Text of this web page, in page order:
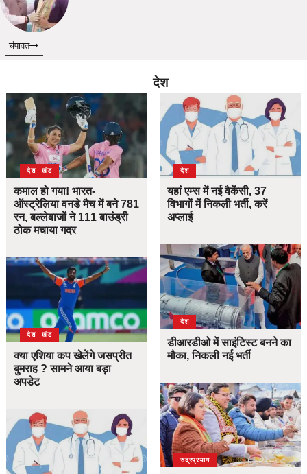
चंपावत
देश
उत्तराखंड
देश
कमाल हो गया! भारत-
ऑस्ट्रेलिया वनडे मैच में बने 781
रन, बल्लेबाजों ने 111 बाउंड्री
ठोक मचाया गदर
उत्तराखंड
देश
क्या एशिया कप खेलेंगे जसप्रीत
बुमराह ? सामने आया बड़ा
अपडेट
देश
यहां एम्स में नई वैकेंसी, 37
विभागों में निकली भर्ती, करें
अप्लाई
देश
डीआरडीओ में साइंटिस्ट बनने का
मौका, निकली नई भर्ती
उत्तराखंड
देश
रुद्रप्रयाग